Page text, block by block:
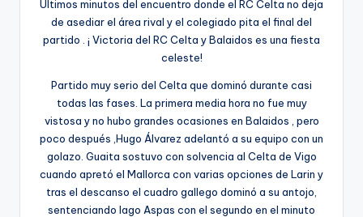
Últimos minutos del encuentro donde el RC Celta no deja
de asediar el área rival y el colegiado pita el final del
partido . ¡ Victoria del RC Celta y Balaidos es una fiesta
celeste!
Partido muy serio del Celta que dominó durante casi
todas las fases. La primera media hora no fue muy
vistosa y no hubo grandes ocasiones en Balaidos , pero
poco después ,Hugo Álvarez adelantó a su equipo con un
golazo. Guaita sostuvo con solvencia al Celta de Vigo
cuando apretó el Mallorca con varias opciones de Larin y
tras el descanso el cuadro gallego dominó a su antojo,
sentenciando Iago Aspas con el segundo en el minuto